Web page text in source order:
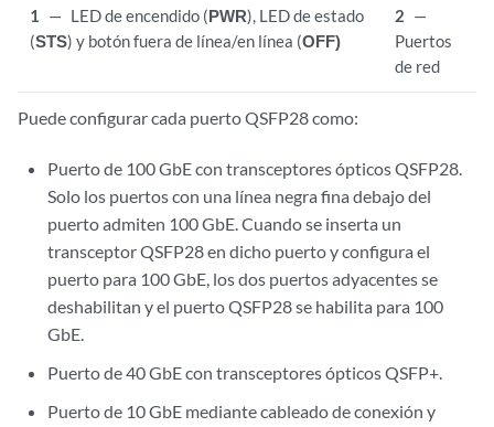
1 — LED de encendido (PWR), LED de estado
(STS) y botón fuera de línea/en línea (OFF)
2 —
Puertos
de red
Puede configurar cada puerto QSFP28 como:
Puerto de 100 GbE con transceptores ópticos QSFP28.
Solo los puertos con una línea negra fina debajo del
puerto admiten 100 GbE. Cuando se inserta un
transceptor QSFP28 en dicho puerto y configura el
puerto para 100 GbE, los dos puertos adyacentes se
deshabilitan y el puerto QSFP28 se habilita para 100
GbE.
Puerto de 40 GbE con transceptores ópticos QSFP+.
Puerto de 10 GbE mediante cableado de conexión y